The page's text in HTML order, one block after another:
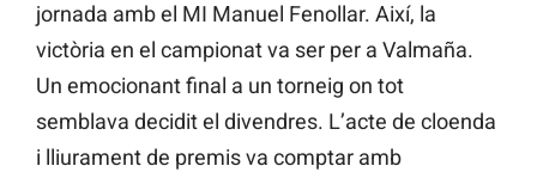
jornada amb el MI Manuel Fenollar. Així, la
victòria en el campionat va ser per a Valmaña.
Un emocionant final a un torneig on tot
semblava decidit el divendres. L’acte de cloenda
i lliurament de premis va comptar amb